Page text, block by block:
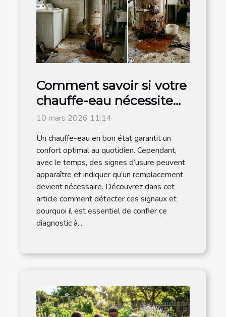
Comment savoir si votre
chauffe-eau nécessite
un remplacement ?
10 mars 2026 11:14
Un chauffe-eau en bon état garantit un
confort optimal au quotidien. Cependant,
avec le temps, des signes d’usure peuvent
apparaître et indiquer qu’un remplacement
devient nécessaire. Découvrez dans cet
article comment détecter ces signaux et
pourquoi il est essentiel de confier ce
diagnostic à...